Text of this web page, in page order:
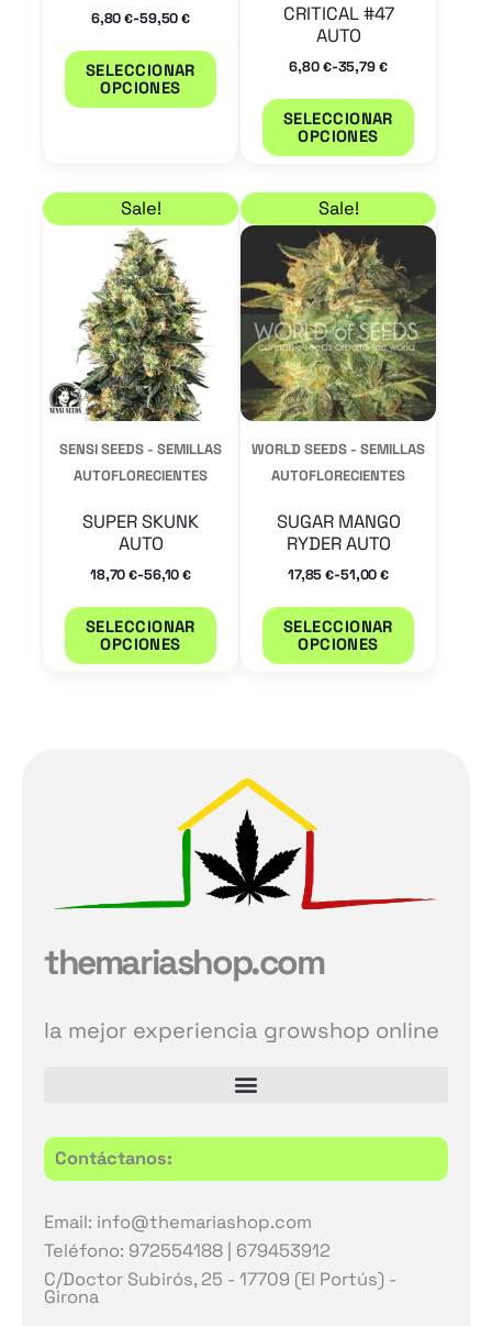
6,80€-59,50€
SELECCIONAR
OPCIONES
página
de
producto
CRITICAL #47
AUTO
6,80 €-35,79 €
SELECCIONAR
OPCIONES
Sale!
SENSI SEEDS - SEMILLAS
AUTOFLORECIENTES
SUPER SKUNK
AUTO
18,70€-56,10€
Rango de precios: desde 18,70 € hasta 56,10 €
SELECCIONAR
OPCIONES
Este
producto
múltiples
variantes.
Las
opciones
se
pueden
página
producto
Sale!
WORLD SEEDS - SEMILLAS
AUTOFLORECIENTES
SUGAR MANGO
RYDER AUTO
17,85€-51,00€
Rango de precios:
SELECCIONAR
OPCIONES
Este
tiene
Las
se
themariashop.com
la mejor experiencia growshop online
Contáctanos:
Email: info@themariashop.com
Teléfono: 972554188 | 679453912
C/Doctor Subirós, 25 - 17709 (El Portús) -
Girona